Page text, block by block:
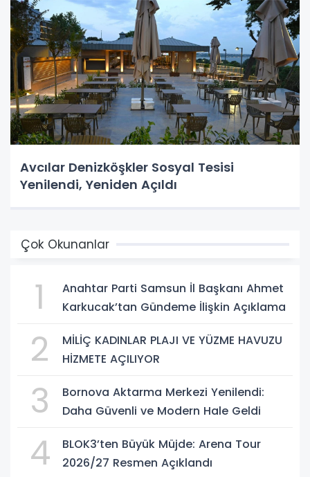
Avcılar Denizköşkler Sosyal Tesisi
Yenilendi, Yeniden Açıldı
Çok Okunanlar
1
Anahtar Parti Samsun İl Başkanı Ahmet
Karkucak’tan Gündeme İlişkin Açıklama
2
MİLİÇ KADINLAR PLAJI VE YÜZME HAVUZU
HİZMETE AÇILIYOR
3
Bornova Aktarma Merkezi Yenilendi:
Daha Güvenli ve Modern Hale Geldi
4
BLOK3’ten Büyük Müjde: Arena Tour
2026/27 Resmen Açıklandı